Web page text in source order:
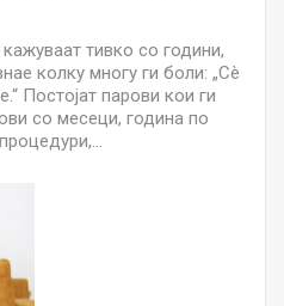
тивко со години,
колку многу ги боли: „Сè
Постојат парови кои ги
со месеци, година по